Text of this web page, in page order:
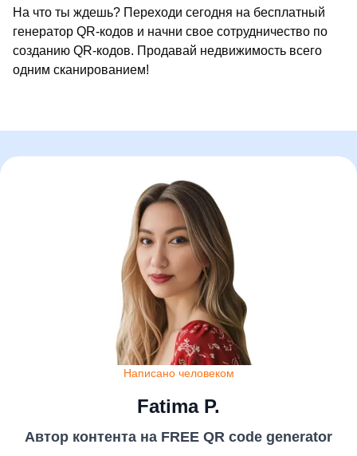
На что ты ждешь? Переходи сегодня на бесплатный
генератор QR-кодов и начни свое сотрудничество по
созданию QR-кодов. Продавай недвижимость всего
одним сканированием!
Написано человеком
Fatima P.
Автор контента на FREE QR code generator